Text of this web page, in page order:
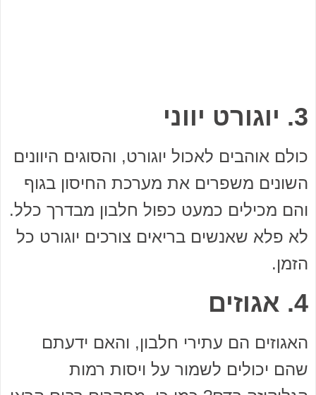
3. יוגורט יווני
כולם אוהבים לאכול יוגורט, והסוגים היוונים
השונים משפרים את מערכת החיסון בגוף
והם מכילים כמעט כפול חלבון מבדרך כלל.
לא פלא שאנשים בריאים צורכים יוגורט כל
הזמן.
4. אגוזים
האגוזים הם עתירי חלבון, והאם ידעתם
שהם יכולים לשמור על ויסות רמות